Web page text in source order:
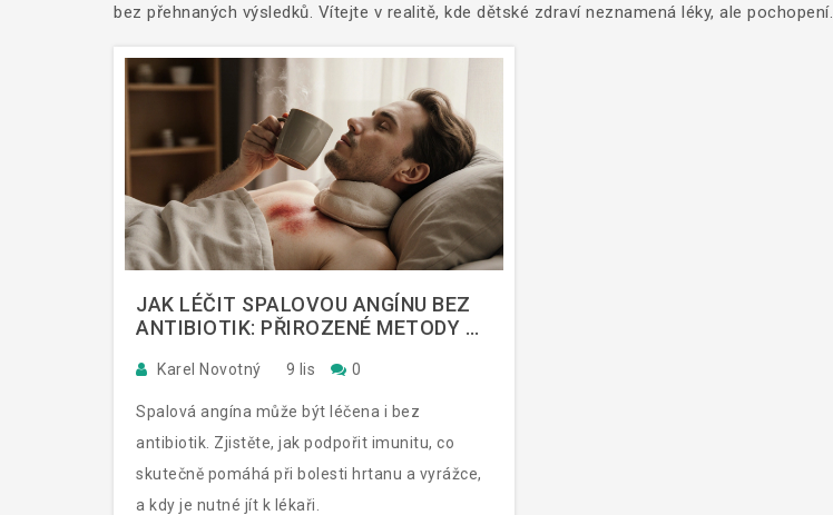
bez přehnaných výsledků. Vítejte v realitě, kde dětské zdraví neznamená léky, ale pochopení.
JAK LÉČIT SPALOVOU ANGÍNU BEZ
ANTIBIOTIK: PŘIROZENÉ METODY A
Karel Novotný 9 lis 0
Spalová angína může být léčena i bez
antibiotik. Zjistěte, jak podpořit imunitu, co
skutečně pomáhá při bolesti hrtanu a vyrážce,
a kdy je nutné jít k lékaři.